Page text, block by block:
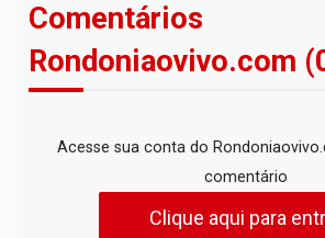
Comentários
Rondoniaovivo.com
Acesse sua conta do
comentário
Clique aqui para